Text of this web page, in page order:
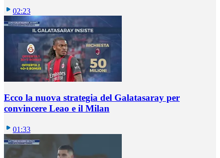
02:23
Ecco la nuova strategia del Galatasaray per
convincere Leao e il Milan
01:33